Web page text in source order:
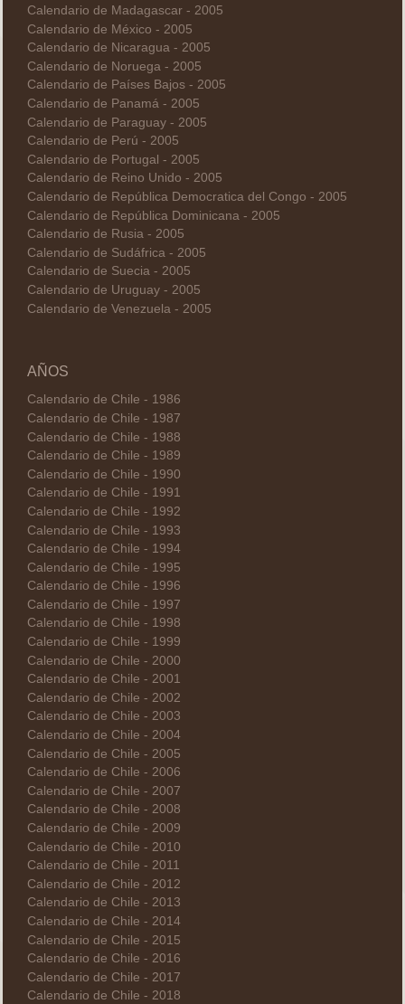
Calendario de Madagascar - 2005
Calendario de México - 2005
Calendario de Nicaragua - 2005
Calendario de Noruega - 2005
Calendario de Países Bajos - 2005
Calendario de Panamá - 2005
Calendario de Paraguay - 2005
Calendario de Perú - 2005
Calendario de Portugal - 2005
Calendario de Reino Unido - 2005
Calendario de República Democratica del Congo - 2005
Calendario de República Dominicana - 2005
Calendario de Rusia - 2005
Calendario de Sudáfrica - 2005
Calendario de Suecia - 2005
Calendario de Uruguay - 2005
Calendario de Venezuela - 2005
AÑOS
Calendario de Chile - 1986
Calendario de Chile - 1987
Calendario de Chile - 1988
Calendario de Chile - 1989
Calendario de Chile - 1990
Calendario de Chile - 1991
Calendario de Chile - 1992
Calendario de Chile - 1993
Calendario de Chile - 1994
Calendario de Chile - 1995
Calendario de Chile - 1996
Calendario de Chile - 1997
Calendario de Chile - 1998
Calendario de Chile - 1999
Calendario de Chile - 2000
Calendario de Chile - 2001
Calendario de Chile - 2002
Calendario de Chile - 2003
Calendario de Chile - 2004
Calendario de Chile - 2005
Calendario de Chile - 2006
Calendario de Chile - 2007
Calendario de Chile - 2008
Calendario de Chile - 2009
Calendario de Chile - 2010
Calendario de Chile - 2011
Calendario de Chile - 2012
Calendario de Chile - 2013
Calendario de Chile - 2014
Calendario de Chile - 2015
Calendario de Chile - 2016
Calendario de Chile - 2017
Calendario de Chile - 2018